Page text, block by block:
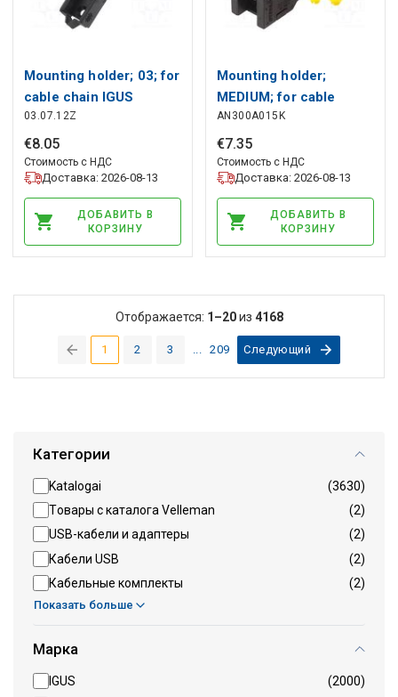
Mounting holder; 03; for
cable chain IGUS
03.07.12Z
€8.05
Стоимость с НДС
Доставка: 2026-08-13
ДОБАВИТЬ В
КОРЗИНУ
Mounting holder;
MEDIUM; for cable
chain BREVETTI
AN300A015K
€7.35
Стоимость с НДС
Доставка: 2026-08-13
ДОБАВИТЬ В
КОРЗИНУ
1(current)
2 3 209 Следующий
Отображается: 1–20из 4168
Категории
Katalogai
(3630)
Tовары с каталога Velleman
(2)
USB-кабели и адаптеры
(2)
Кабели USB
(2)
Кабельные комплекты
(2)
Показать больше
Марка
IGUS
(2000)